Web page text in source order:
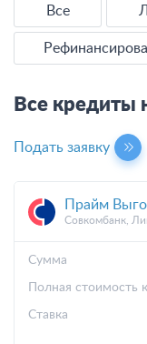
Все
Все кредиты
Подать заявку
Прайм
Совкомбанк,
Cумма
Полная стоимость
Ставка